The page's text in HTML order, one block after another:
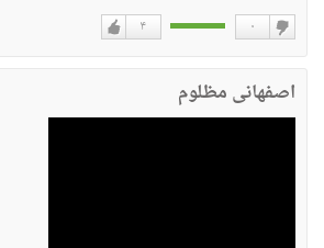
۴ ۰
‌‌‌‌اصفهانی مظلوم